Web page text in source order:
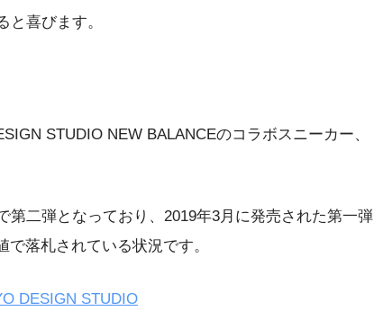
喜びます。
STUDIO NEW BALANCEのコラボスニーカー、
第二弾となっており、2019年3月に発売された第一弾
落札されている状況です。
DESIGN STUDIO